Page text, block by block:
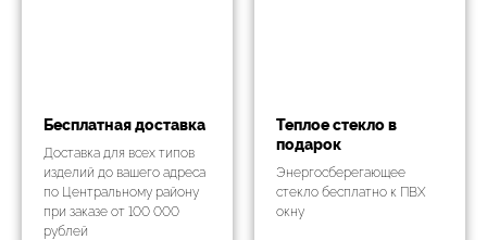
Бесплатная доставка
Доставка для всех типов
изделий до вашего адреса
по Центральному району
при заказе от 100 000
рублей
Теплое стекло в
подарок
Энергосберегающее
стекло бесплатно к ПВХ
окну